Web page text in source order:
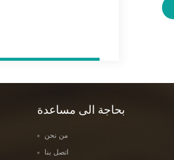
بحاجة الى مساعدة
من نحن
اتصل بنا